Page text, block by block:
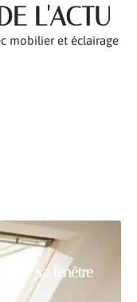
L'ACTU
sa fenêtre